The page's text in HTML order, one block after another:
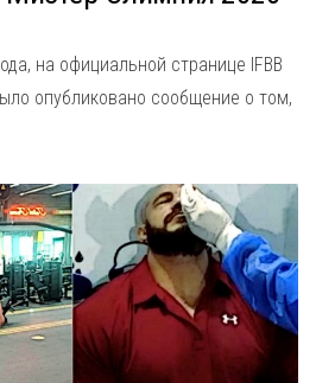
на официальной странице IFBB
опубликовано сообщение о том,